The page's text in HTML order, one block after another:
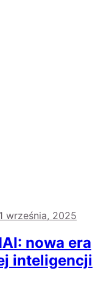
września, 2025
nowa era
inteligencji